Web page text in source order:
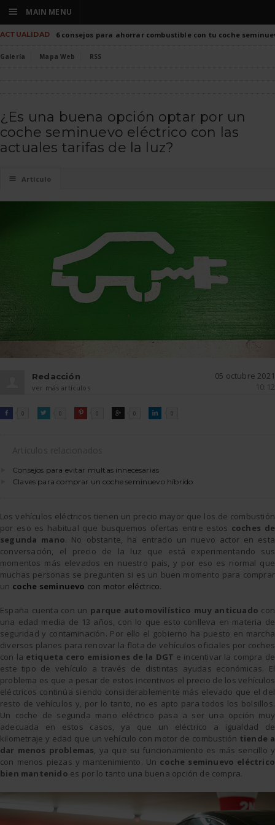
ACTUALIDAD 6 consejos para ahorrar combustible con tu coche
Galería Mapa Web RSS
¿Es una buena opción optar por un
coche seminuevo eléctrico con las
actuales tarifas de la luz?
☰ Artículo
Redacción
ver más artículos
05 octubre 2021
10:12

FACEBOOK
0 
TWITTER0 
PINTEREST
0 
GOOGLE0 
LINKEDIN
0
Consejos para evitar multas innecesarias
Claves para comprar un coche seminuevo híbrido
Los vehículos eléctricos tienen un precio mayor que los de combustión
por eso es habitual que busquemos ofertas entre estos coches de
segunda mano. No obstante, ha entrado un nuevo actor en esta
conversación, el precio de la luz que está experimentando sus
momentos más elevados en nuestro país, y por eso es normal que
muchas personas se pregunten si es un buen momento para comprar
un coche seminuevo con motor eléctrico.
España cuenta con un parque automovilístico muy anticuado con
una edad media de 13 años, con lo que esto conlleva en materia de
seguridad y contaminación. Por ello el gobierno ha puesto en marcha
diversos planes para renovar la flota de vehículos oficiales por coches
con la etiqueta cero emisiones de la DGT e incentivar la compra de
este tipo de vehículo a través de distintas ayudas económicas. El
problema es que a pesar de estos incentivos el precio de los vehículos
eléctricos continúa siendo considerablemente más elevado que el del
resto de vehículos y, por lo tanto, no es apto para todos los bolsillos.
Un coche de segunda mano eléctrico pasa a ser una opción muy
adecuada en estos casos, ya que un eléctrico a igualdad de
kilometraje y edad que un vehículo con motor de combustión tiende a
dar menos problemas , ya que su funcionamiento es más sencillo y
con menos piezas y mantenimiento. Un coche seminuevo eléctrico
bien mantenido es por lo tanto una buena opción de compra.
☰ MAIN MENU